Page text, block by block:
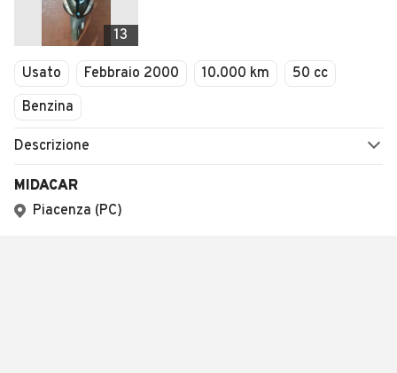
13
Usato Febbraio 2000 10.000 km
50 cc
Benzina
Descrizione
MIDACAR
Piacenza (PC)